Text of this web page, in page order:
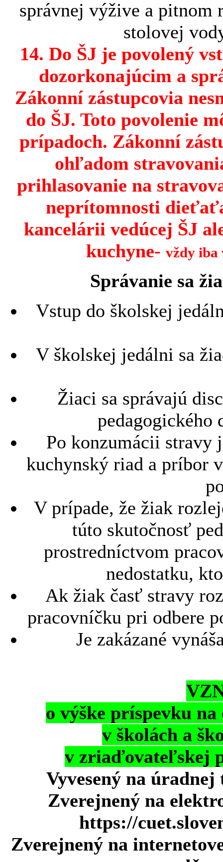
správnej výžive a pitnom
stolovej
14. Do ŠJ je povolený
dozorkonajúcim a
Zákonní zástupcovia
do ŠJ. Toto povolenie
prípadoch. Zákonní
ohľadom
prihlasovanie na
neprítomnosti
kancelárii vedúcej ŠJ
kuchyne- vždy iba
Správanie sa
Vstup do školskej
V školskej jedálni sa
Žiaci sa správajú
pedagogického
Po konzumácii
kuchynský riad a príbor
V prípade, že žiak
túto skutočnosť
prostredníctvom
nedostatku,
Ak žiak časť stravy
pracovníčku pri odbere
Je zakázané
o výške príspevku
v školách a
v zriaďovateľskej
Vyvesený na úradnej
Zverejnený na
https://
Zverejnený na